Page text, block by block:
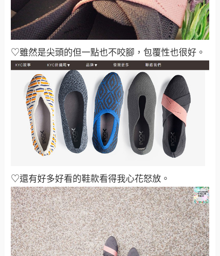
♡雖然是尖頭的但一點也不咬腳，包覆性也很好 。
♡還有好多好看的鞋款看得我心花怒放 。